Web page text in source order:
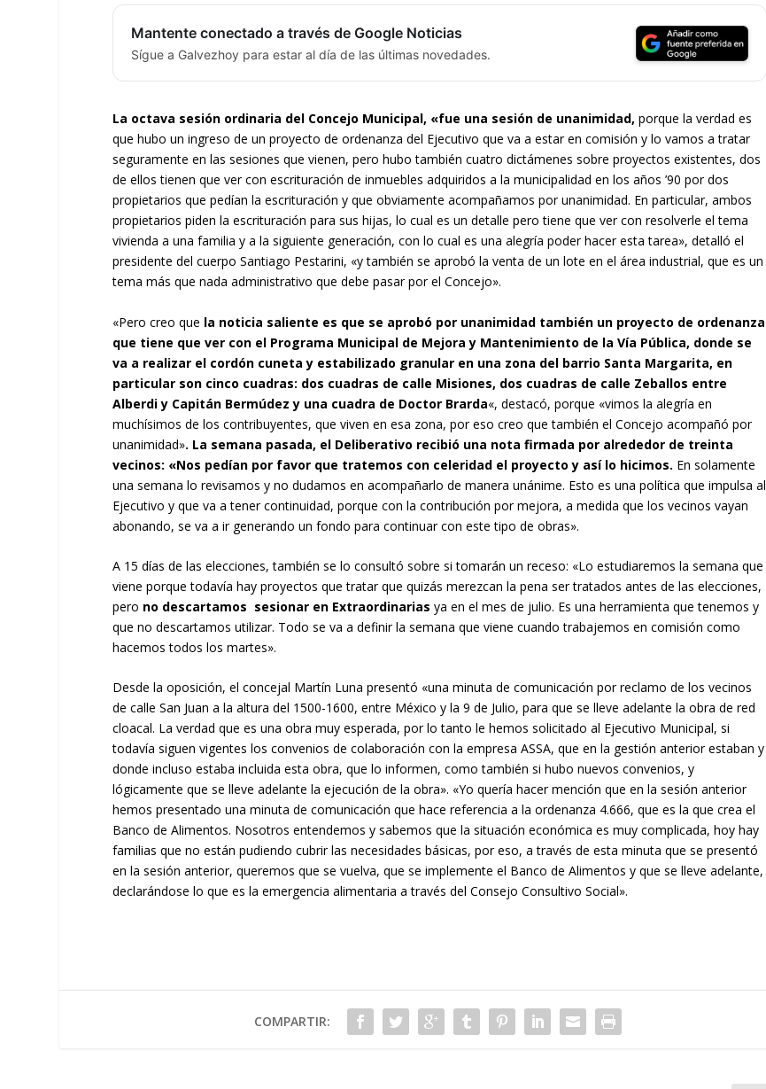
Mantente conectado a través de Google Noticias
Sígue a Galvezhoy para estar al día de las últimas novedades.
La octava sesión ordinaria del Concejo Municipal, «fue una sesión de unanimidad, porque la verdad es
que hubo un ingreso de un proyecto de ordenanza del Ejecutivo que va a estar en comisión y lo vamos a tratar
seguramente en las sesiones que vienen, pero hubo también cuatro dictámenes sobre proyectos existentes, dos
de ellos tienen que ver con escrituración de inmuebles adquiridos a la municipalidad en los años ’90 por dos
propietarios que pedían la escrituración y que obviamente acompañamos por unanimidad. En particular, ambos
propietarios piden la escrituración para sus hijas, lo cual es un detalle pero tiene que ver con resolverle el tema
vivienda a una familia y a la siguiente generación, con lo cual es una alegría poder hacer esta tarea», detalló el
presidente del cuerpo Santiago Pestarini, «y también se aprobó la venta de un lote en el área industrial, que es un
tema más que nada administrativo que debe pasar por el Concejo».
«Pero creo que la noticia saliente es que se aprobó por unanimidad también un proyecto de ordenanza
que tiene que ver con el Programa Municipal de Mejora y Mantenimiento de la Vía Pública, donde se
va a realizar el cordón cuneta y estabilizado granular en una zona del barrio Santa Margarita, en
particular son cinco cuadras: dos cuadras de calle Misiones, dos cuadras de calle Zeballos entre
Alberdi y Capitán Bermúdez y una cuadra de Doctor Brarda«, destacó, porque «vimos la alegría en
muchísimos de los contribuyentes, que viven en esa zona, por eso creo que también el Concejo acompañó por
unanimidad». La semana pasada, el Deliberativo recibió una nota firmada por alrededor de treinta
vecinos: «Nos pedían por favor que tratemos con celeridad el proyecto y así lo hicimos. En solamente
una semana lo revisamos y no dudamos en acompañarlo de manera unánime. Esto es una política que impulsa al
Ejecutivo y que va a tener continuidad, porque con la contribución por mejora, a medida que los vecinos vayan
abonando, se va a ir generando un fondo para continuar con este tipo de obras».
A 15 días de las elecciones, también se lo consultó sobre si tomarán un receso: «Lo estudiaremos la semana que
viene porque todavía hay proyectos que tratar que quizás merezcan la pena ser tratados antes de las elecciones,
pero no descartamos sesionar en Extraordinarias ya en el mes de julio. Es una herramienta que tenemos y
que no descartamos utilizar. Todo se va a definir la semana que viene cuando trabajemos en comisión como
hacemos todos los martes».
Desde la oposición, el concejal Martín Luna presentó «una minuta de comunicación por reclamo de los vecinos
de calle San Juan a la altura del 1500-1600, entre México y la 9 de Julio, para que se lleve adelante la obra de red
cloacal. La verdad que es una obra muy esperada, por lo tanto le hemos solicitado al Ejecutivo Municipal, si
todavía siguen vigentes los convenios de colaboración con la empresa ASSA, que en la gestión anterior estaban y
donde incluso estaba incluida esta obra, que lo informen, como también si hubo nuevos convenios, y
lógicamente que se lleve adelante la ejecución de la obra». «Yo quería hacer mención que en la sesión anterior
hemos presentado una minuta de comunicación que hace referencia a la ordenanza 4.666, que es la que crea el
Banco de Alimentos. Nosotros entendemos y sabemos que la situación económica es muy complicada, hoy hay
familias que no están pudiendo cubrir las necesidades básicas, por eso, a través de esta minuta que se presentó
en la sesión anterior, queremos que se vuelva, que se implemente el Banco de Alimentos y que se lleve adelante,
declarándose lo que es la emergencia alimentaria a través del Consejo Consultivo Social».
COMPARTIR: